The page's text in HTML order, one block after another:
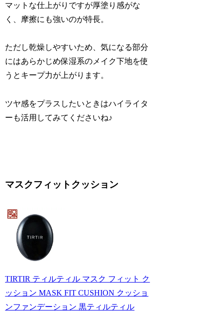
マットな仕上がりですが厚塗り感がな
く、摩擦にも強いのが特長。
ただし乾燥しやすいため、気になる部分
にはあらかじめ保湿系のメイク下地を使
うとキープ力が上がります。
ツヤ感をプラスしたいときはハイライタ
ーも活用してみてくださいね♪
マスクフィットクッション
TIRTIR ティルティル マスク フィット ク
ッション MASK FIT CUSHION クッショ
ンファンデーション 黒ティルティル